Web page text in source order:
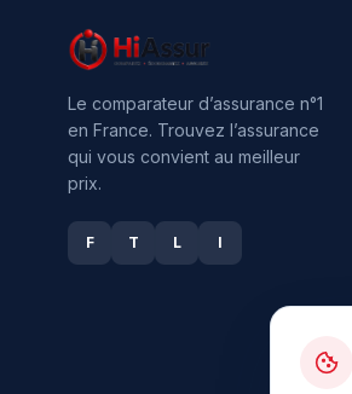
Le comparateur d’assurance n°1
en France. Trouvez l’assurance
qui vous convient au meilleur
prix.
F T L I